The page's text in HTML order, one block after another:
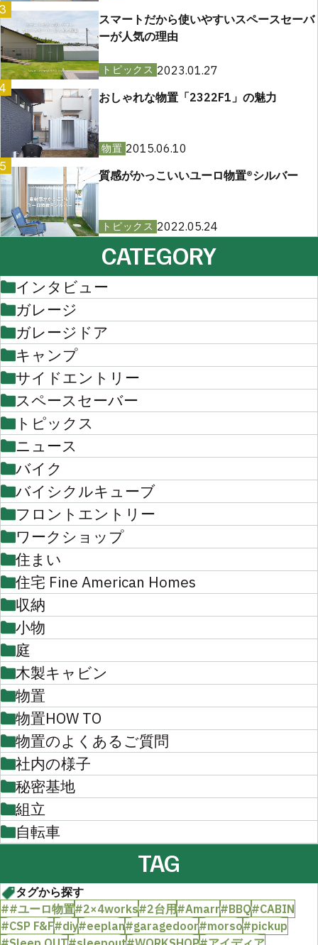
スマートだから使いやすいスペースセーバ
ーが人気の理由
トピックス 2023.01.27
おしゃれな物置「2322F1」の魅力
物置 2015.06.10
質感がかっこいいユーロ物置®︎シルバー
トピックス 2022.05.24
CATEGORY
インタビュー
ガレージ
ガレージドア
キャンプ
サイドエントリー
スペースセーバー
トピックス
ニュース
バイク
バイシクルキューブ
フロントエントリー
ワークショップ
住まい
住宅 Fine American Homes
収納
小物
庭
木製キャビン
物置
物置HOW TO
物置のよくあるご質問
社内の様子
秘密基地
組立
自転車
TAG
タグから探す
##ユーロ物置#2×4works#2台用#Amarr#BBQ#CABIN
#CSP F&F#diy#eeplan#garagedoor#morso#pickup